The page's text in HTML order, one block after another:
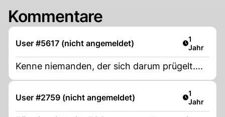
Kommentare
User #5617 (nicht angemeldet) Artikel
1
Jahr
Kenne niemanden, der sich darum prügelt....
User #2759 (nicht angemeldet) Artikel
1
Jahr